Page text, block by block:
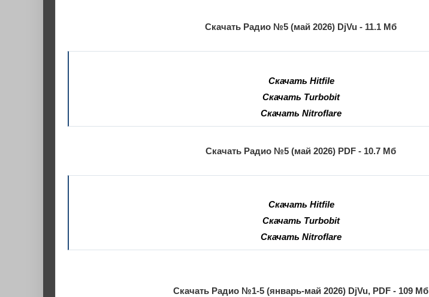
Скачать Радио №5 (май 2026) DjVu - 11.1 Мб
Скачать Hitfile
Скачать Turbobit
Скачать Nitroflare
Скачать Радио №5 (май 2026) PDF - 10.7 Мб
Скачать Hitfile
Скачать Turbobit
Скачать Nitroflare
Скачать Радио №1-5 (январь-май 2026) DjVu, PDF - 109 Мб